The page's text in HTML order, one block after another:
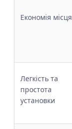
Економія місця
Легкість та
простота
установки